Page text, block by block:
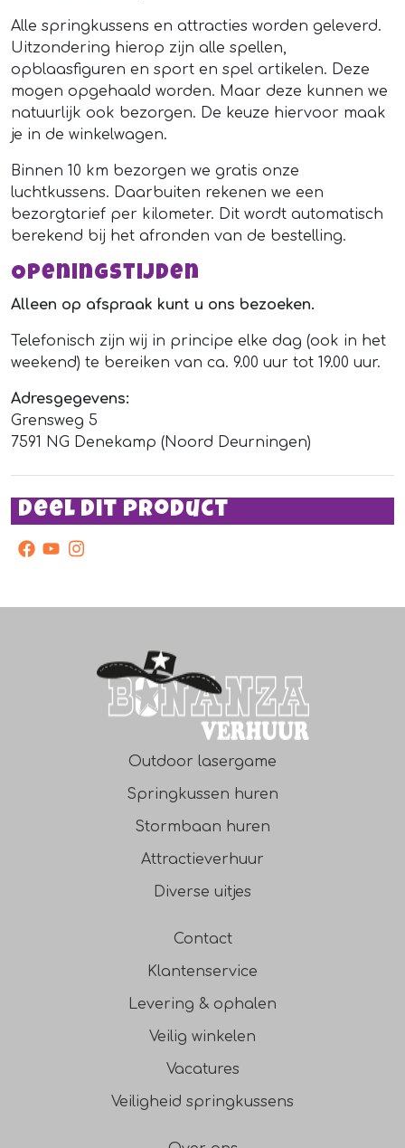
Alle springkussens en attracties worden geleverd.
Uitzondering hierop zijn alle spellen,
opblaasfiguren en sport en spel artikelen. Deze
mogen opgehaald worden. Maar deze kunnen we
natuurlijk ook bezorgen. De keuze hiervoor maak
je in de winkelwagen.
Binnen 10 km bezorgen we gratis onze
luchtkussens. Daarbuiten rekenen we een
bezorgtarief per kilometer. Dit wordt automatisch
berekend bij het afronden van de bestelling.
Openingstijden
Alleen op afspraak kunt u ons bezoeken.
Telefonisch zijn wij in principe elke dag (ook in het
weekend) te bereiken van ca. 9.00 uur tot 19.00 uur.
Adresgegevens:
Grensweg 5
7591 NG Denekamp (Noord Deurningen)
Deel dit product
facebook
youtube
instagram
Outdoor lasergame
Springkussen huren
Stormbaan huren
Attractieverhuur
Diverse uitjes
Contact
Klantenservice
Levering & ophalen
Veilig winkelen
Vacatures
Veiligheid springkussens